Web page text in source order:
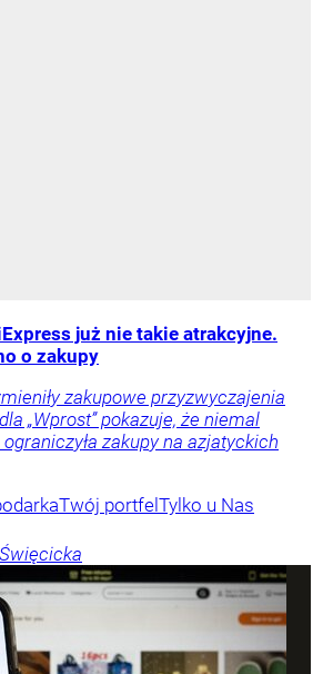
już nie takie atrakcyjne.
o zakupy
zakupowe przyzwyczajenia
„Wprost” pokazuje, że niemal
zakupy na azjatyckich
Twój portfel Tylko u Nas
Święcicka